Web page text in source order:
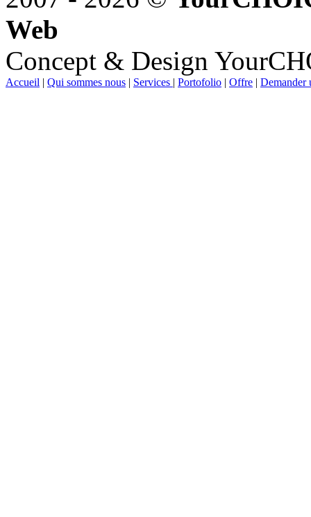
Web
Concept & Design
Accueil | Qui sommes nous | Services | Portofolio | Offre | Demander